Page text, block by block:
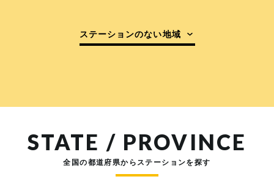
ステーションのない地域
STATE / PROVINCE
全国の都道府県からステーションを探す